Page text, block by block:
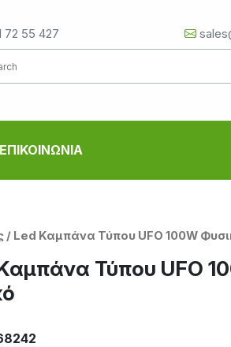
72 55 427
ΕΠΙΚΟΙΝΩΝΙΑ
/ Led Καμπάνα Τύπου UFO 100W
Τύπου UFO